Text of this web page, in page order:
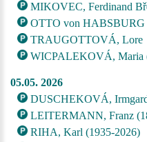
MIKOVEC, Ferdinand
OTTO von HABSBURG
TRAUGOTTOVÁ, Lore
WICPALEKOVÁ, Maria
05.05. 2026
DUSCHEKOVÁ,
LEITERMANN, Franz
RIHA, Karl (1935-2026)